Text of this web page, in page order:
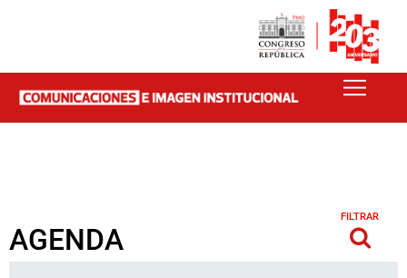
AGENDA
FILTRAR